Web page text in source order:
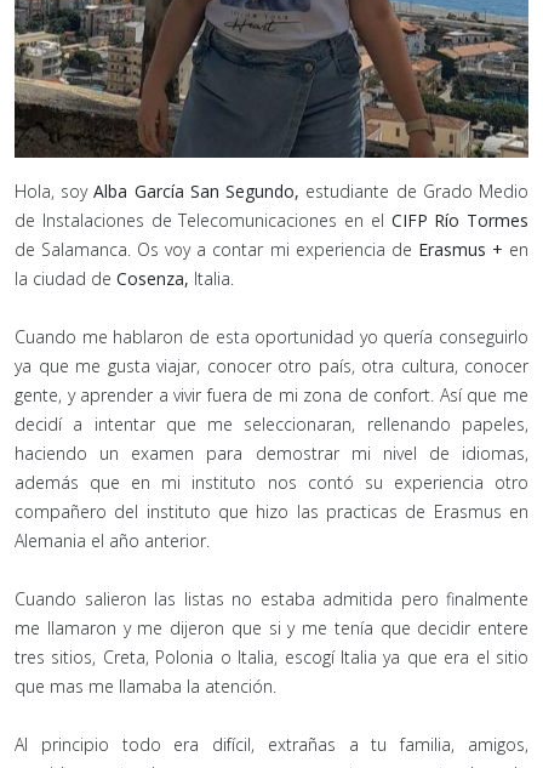
Hola, soyAlba García San Segundo, estudiante de Grado Medio
de Instalaciones de Telecomunicaciones en el CIFP Río Tormes
de Salamanca. Os voy a contar mi experiencia de Erasmus + en
la ciudad de Cosenza, Italia.
Cuando me hablaron de esta oportunidad yo quería conseguirlo
ya que me gusta viajar, conocer otro país, otra cultura, conocer
gente, y aprender a vivir fuera de mi zona de confort. Así que me
decidí a intentar que me seleccionaran, rellenando papeles,
haciendo un examen para demostrar mi nivel de idiomas,
además que en mi instituto nos contó su experiencia otro
compañero del instituto que hizo las practicas de Erasmus en
Alemania el año anterior.
Cuando salieron las listas no estaba admitida pero finalmente
me llamaron y me dijeron que si y me tenía que decidir entere
tres sitios, Creta, Polonia o Italia, escogí Italia ya que era el sitio
que mas me llamaba la atención.
Al principio todo era difícil, extrañas a tu familia, amigos,